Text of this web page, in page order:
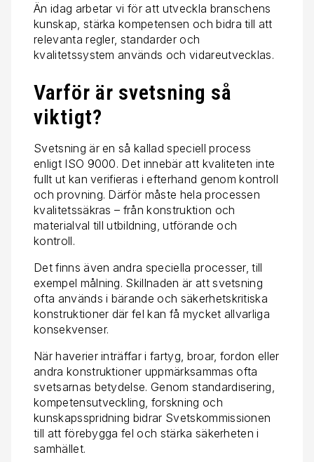
Än idag arbetar vi för att utveckla branschens
kunskap, stärka kompetensen och bidra till att
relevanta regler, standarder och
kvalitetssystem används och vidareutvecklas.
Varför är svetsning så
viktigt?
Svetsning är en så kallad speciell process
enligt ISO 9000. Det innebär att kvaliteten inte
fullt ut kan verifieras i efterhand genom kontroll
och provning. Därför måste hela processen
kvalitetssäkras – från konstruktion och
materialval till utbildning, utförande och
kontroll.
Det finns även andra speciella processer, till
exempel målning. Skillnaden är att svetsning
ofta används i bärande och säkerhetskritiska
konstruktioner där fel kan få mycket allvarliga
konsekvenser.
När haverier inträffar i fartyg, broar, fordon eller
andra konstruktioner uppmärksammas ofta
svetsarnas betydelse. Genom standardisering,
kompetensutveckling, forskning och
kunskapsspridning bidrar Svetskommissionen
till att förebygga fel och stärka säkerheten i
samhället.